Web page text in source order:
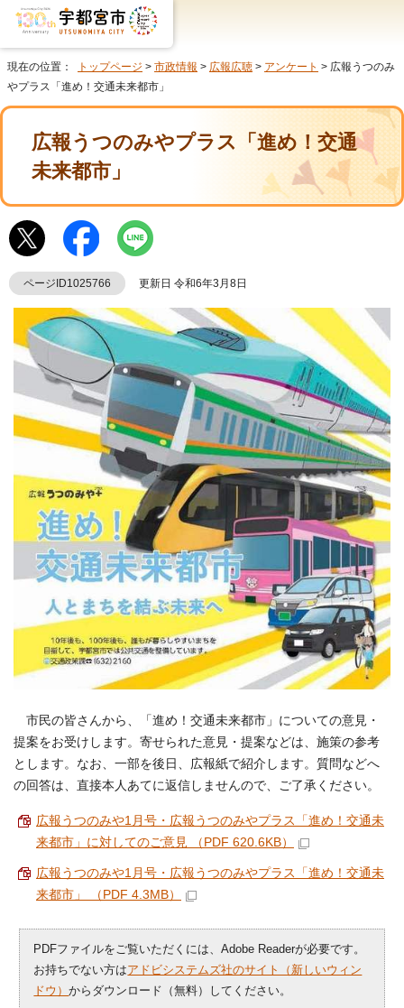
現在の位置： トップページ > 市政情報 > 広報広聴 > アンケート > 広報うつのみ
やプラス「進め！交通未来都市」
広報うつのみやプラス「進め！交通
未来都市」
ページID1025766 更新日 令和6年3月8日
市民の皆さんから、「進め！交通未来都市」についての意見・
提案をお受けします。寄せられた意見・提案などは、施策の参考
とします。なお、一部を後日、広報紙で紹介します。質問などへ
の回答は、直接本人あてに返信しませんので、ご了承ください。
広報うつのみや1月号・広報うつのみやプラス「進め！交通未
来都市」に対してのご意見 （PDF 620.6KB）
広報うつのみや1月号・広報うつのみやプラス「進め！交通未
来都市」 （PDF 4.3MB）
PDFファイルをご覧いただくには、Adobe Readerが必要です。
お持ちでない方はアドビシステムズ社のサイト（新しいウィン
ドウ）からダウンロード（無料）してください。